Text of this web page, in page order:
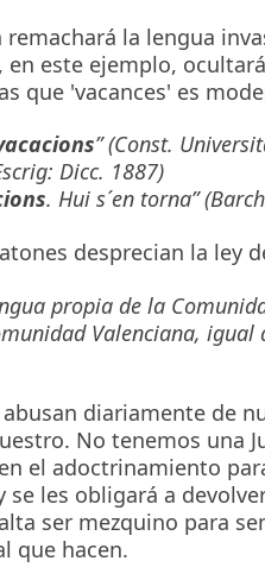
remachará la lengua
en este ejemplo,
que 'vacances' es
” (Const.
Dicc. 1887)
. Hui s´en torna”
desprecian la ley
propia de la
Valenciana,
diariamente de
No tenemos una
el adoctrinamiento
se les obligará a
ser mezquino para
que hacen.